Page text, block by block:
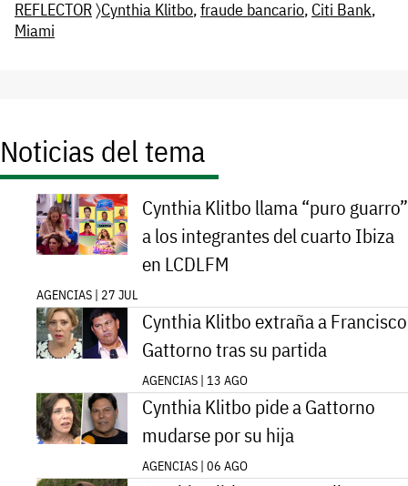
REFLECTOR〉Cynthia Klitbo,fraude bancario, Citi Bank,
Miami
Noticias del tema
Cynthia Klitbo llama “puro guarro”
a los integrantes del cuarto Ibiza
en LCDLFM
AGENCIAS | 27 JUL
Cynthia Klitbo extraña a Francisco
Gattorno tras su partida
AGENCIAS | 13 AGO
Cynthia Klitbo pide a Gattorno
mudarse por su hija
AGENCIAS | 06 AGO